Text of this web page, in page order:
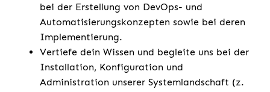
bei der Erstellung von DevOps- und
Automatisierungskonzepten sowie bei deren
Implementierung.
Vertiefe dein Wissen und begleite uns bei der
Installation, Konfiguration und
Administration unserer Systemlandschaft (z.